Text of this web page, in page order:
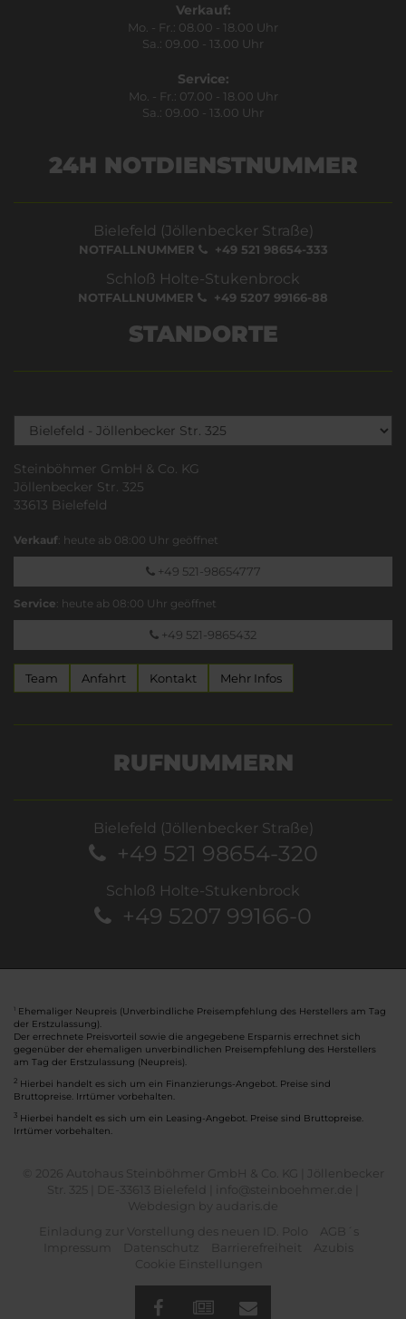
Verkauf:
Mo. - Fr.: 08.00 - 18.00 Uhr
Sa.: 09.00 - 13.00 Uhr
Service:
Mo. - Fr.: 07.00 - 18.00 Uhr
Sa.: 09.00 - 13.00 Uhr
24H NOTDIENSTNUMMER
Bielefeld (Jöllenbecker Straße)
NOTFALLNUMMER +49 521 98654-333
Schloß Holte-Stukenbrock
NOTFALLNUMMER +49 5207 99166-88
STANDORTE
Steinböhmer GmbH & Co. KG
Jöllenbecker Str. 325
33613 Bielefeld
Verkauf: heute ab 08:00 Uhr geöffnet
+49 521-98654777
Service: heute ab 08:00 Uhr geöffnet
+49 521-9865432
Team Anfahrt Kontakt Mehr Infos
RUFNUMMERN
Bielefeld (Jöllenbecker Straße)
+49 521 98654-320
Schloß Holte-Stukenbrock
+49 5207 99166-0
Ehemaliger Neupreis (Unverbindliche Preisempfehlung des Herstellers am Tag
der Erstzulassung).
Der errechnete Preisvorteil sowie die angegebene Ersparnis errechnet sich
gegenüber der ehemaligen unverbindlichen Preisempfehlung des Herstellers
am Tag der Erstzulassung (Neupreis).
2 Hierbei handelt es sich um ein Finanzierungs-Angebot. Preise sind
Bruttopreise. Irrtümer vorbehalten.
3 Hierbei handelt es sich um ein Leasing-Angebot. Preise sind Bruttopreise.
Irrtümer vorbehalten.
© 2026 Autohaus Steinböhmer GmbH & Co. KG | Jöllenbecker
Str. 325 | DE-33613 Bielefeld | info@steinboehmer.de |
Webdesign by audaris.de
Einladung zur Vorstellung des neuen ID. Polo
AGB´s
Impressum
Datenschutz Barrierefreiheit
Azubis
Cookie Einstellungen